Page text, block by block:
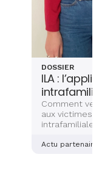
DOSSIER
ILA :
Comment
aux victimes
alsaciennes
Actu partenaire